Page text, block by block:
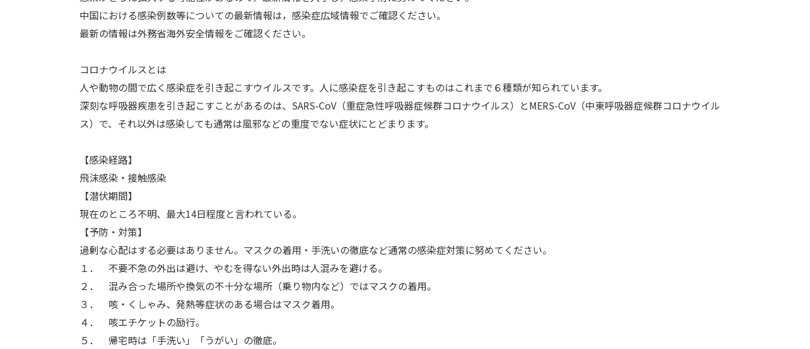
中国における感染例数等についての最新情報は，感染症広域情報でご確認ください。
最新の情報は外務省海外安全情報をご確認ください。
コロナウイルスとは
人や動物の間で広く感染症を引き起こすウイルスです。人に感染症を引き起こすものはこれまで６種類が知られています。
深刻な呼吸器疾患を引き起こすことがあるのは、SARS-CoV（重症急性呼吸器症候群コロナウイルス）とMERS-CoV（中東呼吸器症候群コロナウイル
ス）で、それ以外は感染しても通常は風邪などの重度でない症状にとどまります。
【感染経路】
飛沫感染・接触感染
【潜伏期間】
現在のところ不明、最大14日程度と言われている。
【予防・対策】
過剰な心配はする必要はありません。マスクの着用・手洗いの徹底など通常の感染症対策に努めてください。
１． 不要不急の外出は避け、やむを得ない外出時は人混みを避ける。
２． 混み合った場所や換気の不十分な場所（乗り物内など）ではマスクの着用。
３． 咳・くしゃみ、発熱等症状のある場合はマスク着用。
４． 咳エチケットの励行。
５． 帰宅時は「手洗い」「うがい」の徹底。